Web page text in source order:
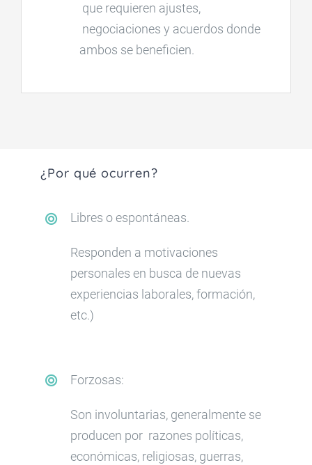
que requieren ajustes,
negociaciones y acuerdos donde
ambos se beneficien.
¿Por qué ocurren?
Libres o espontáneas.
Responden a motivaciones
personales en busca de nuevas
experiencias laborales, formación,
etc.)
Forzosas:
Son involuntarias, generalmente se
producen por razones políticas,
económicas, religiosas, guerras,